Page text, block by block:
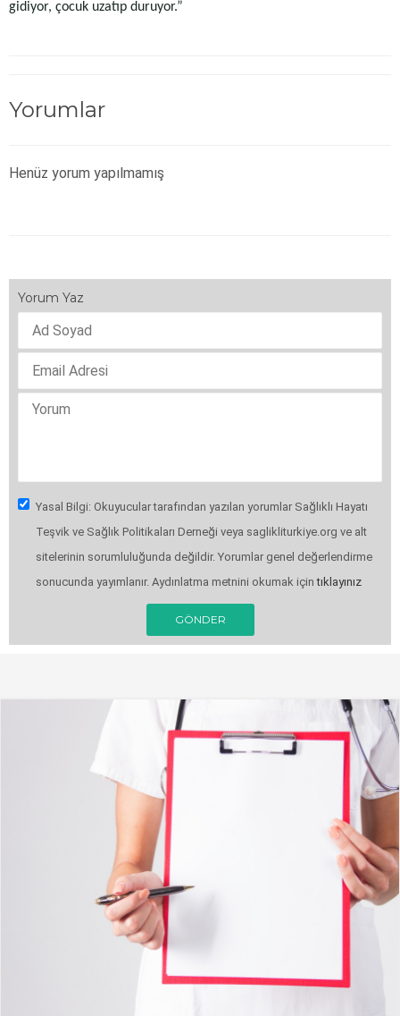
gidiyor, çocuk uzatıp duruyor.”
Yorumlar
Henüz yorum yapılmamış
Yorum Yaz
Yasal Bilgi: Okuyucular tarafından yazılan yorumlar Sağlıklı Hayatı
Teşvik ve Sağlık Politikaları Derneği veya saglikliturkiye.org ve alt
sitelerinin sorumluluğunda değildir. Yorumlar genel değerlendirme
sonucunda yayımlanır. Aydınlatma metnini okumak içintıklayınız
GÖNDER